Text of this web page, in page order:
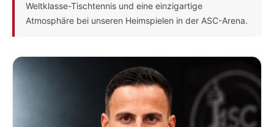
Weltklasse-Tischtennis und eine einzigartige
Atmosphäre bei unseren Heimspielen in der ASC-Arena.